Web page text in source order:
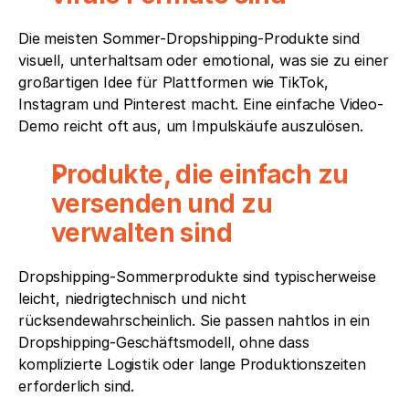
Die meisten Sommer-Dropshipping-Produkte sind
visuell, unterhaltsam oder emotional, was sie zu einer
großartigen Idee für Plattformen wie TikTok,
Instagram und Pinterest macht. Eine einfache Video-
Demo reicht oft aus, um Impulskäufe auszulösen.
Produkte, die einfach zu
versenden und zu
verwalten sind
Dropshipping-Sommerprodukte sind typischerweise
leicht, niedrigtechnisch und nicht
rücksendewahrscheinlich. Sie passen nahtlos in ein
Dropshipping-Geschäftsmodell, ohne dass
komplizierte Logistik oder lange Produktionszeiten
erforderlich sind.